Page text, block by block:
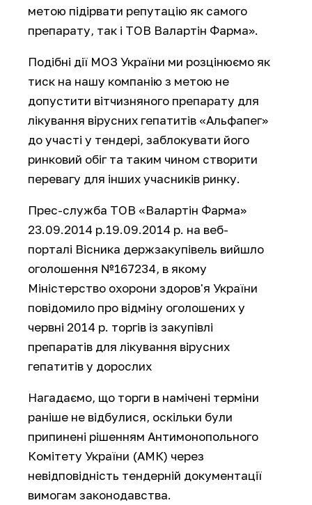
метою підірвати репутацію як самого
препарату, так і ТОВ Валартін Фарма».
Подібні дії МОЗ України ми розцінюємо як
тиск на нашу компанію з метою не
допустити вітчизняного препарату для
лікування вірусних гепатитів «Альфапег»
до участі у тендері, заблокувати його
ринковий обіг та таким чином створити
перевагу для інших учасників ринку.
Прес-служба ТОВ «Валартін Фарма»
23.09.2014 р.19.09.2014 р. на веб-
порталі Вісника держзакупівель вийшло
оголошення №167234, в якому
Міністерство охорони здоров'я України
повідомило про відміну оголошених у
червні 2014 р. торгів із закупівлі
препаратів для лікування вірусних
гепатитів у дорослих
Нагадаємо, що торги в намічені терміни
раніше не відбулися, оскільки були
припинені рішенням Антимонопольного
Комітету України (АМК) через
невідповідність тендерній документації
вимогам законодавства.